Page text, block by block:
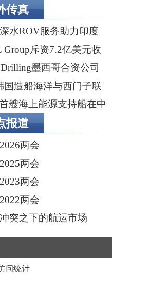
平台收
2.87亿
目
传真
水ROV服务助力印度
作业
Group斥资7.2亿美元收
旗下塞浦路斯子公司
墨西哥合资公司
钻井平台收购，交易额
元
国造船海洋与西门子联
全流程虚拟造船平台
首艘海上能源支持船在中
利下水
报道
两会
两会
两会
两会
突之下的航运市场
问统计